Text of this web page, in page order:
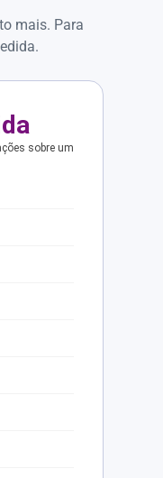
mais. Para
sobre um